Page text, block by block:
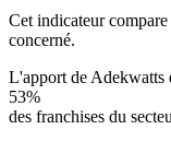
Cet indicateur
concerné.
L'apport de Adekwatts
53%
des franchises du